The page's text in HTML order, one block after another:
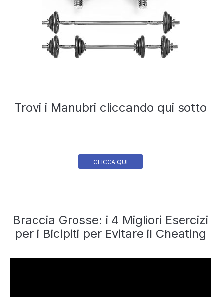
Trovi i Manubri cliccando qui sotto
CLICCA QUI
Braccia Grosse: i 4 Migliori Esercizi
per i Bicipiti per Evitare il Cheating